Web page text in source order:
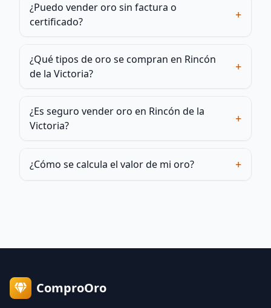
¿Puedo vender oro sin factura o
certificado?
+
¿Qué tipos de oro se compran en Rincón
de la Victoria?
+
¿Es seguro vender oro en Rincón de la
Victoria?
+
¿Cómo se calcula el valor de mi oro? +
ComproOro